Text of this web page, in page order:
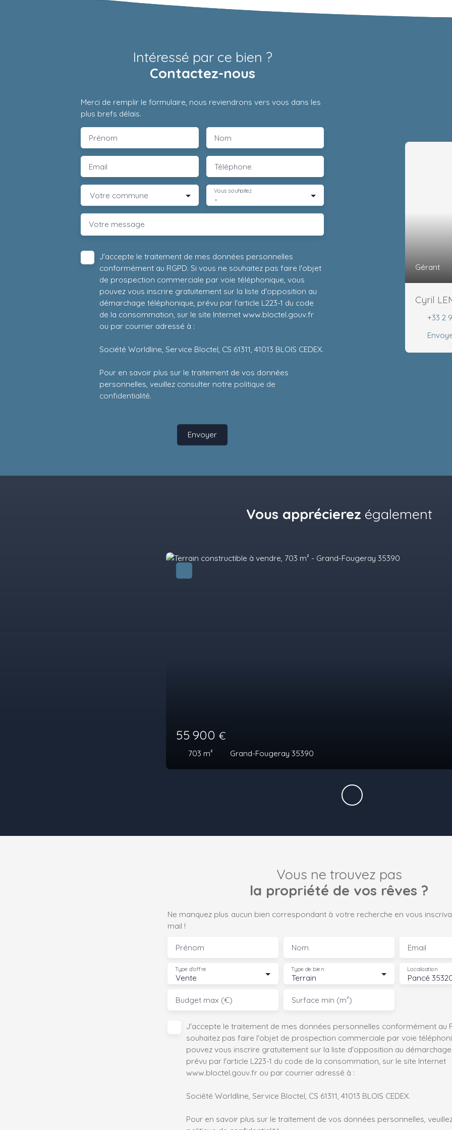
Intéressé par ce bien ?
Contactez-nous
Merci de remplir le formulaire, nous reviendrons vers vous dans les
plus brefs délais.
Prénom Nom
Email Téléphone
Votre commune -
Vous souhaitez
Votre message
J'accepte le traitement de mes données personnelles
conformément au RGPD. Si vous ne souhaitez pas faire l'objet
de prospection commerciale par voie téléphonique, vous
pouvez vous inscrire gratuitement sur la liste d'opposition au
démarchage téléphonique, prévu par l'article L223-1 du code
de la consommation, sur le site Internet www.bloctel.gouv.fr
ou par courrier adressé à :
Société Worldline, Service Bloctel, CS 61311, 41013 BLOIS CEDEX.
Pour en savoir plus sur le traitement de vos données
personnelles, veuillez consulter notre politique de
confidentialité.
Envoyer
Gérant
Cyril
+33 2
Vous apprécierez également
Sous compromis
3 950 m² Bain-de-Bretagne 35470
Vous ne trouvez pas
la propriété de vos rêves ?
Ne manquez plus aucun bien correspondant à votre recherche en vous
mail !
Prénom Nom Email
Vente
Type d'offre
Terrain
Type de bien
Pancé
Localisation
Budget max (€) Surface min (m²)
J'accepte le traitement de mes données personnelles conformément au
souhaitez pas faire l'objet de prospection commerciale par voie
pouvez vous inscrire gratuitement sur la liste d'opposition au démarchage
prévu par l'article L223-1 du code de la consommation, sur le site Internet
www.bloctel.gouv.fr ou par courrier adressé à :
Société Worldline, Service Bloctel, CS 61311, 41013 BLOIS CEDEX.
Pour en savoir plus sur le traitement de vos données personnelles,